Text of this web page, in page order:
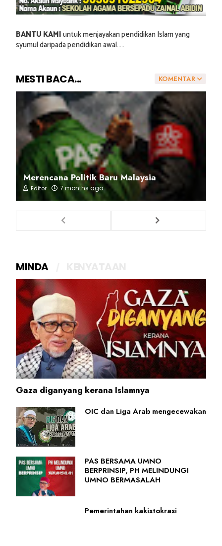
BANTU KAMIuntuk menjayakan pendidikan Islam yang
syumul daripada pendidikan awal.....
KOMENTAR
MESTI BACA...
Merencana Politik Baru Malaysia
Editor 7 months ago
MINDA
Gaza diganyang kerana Islamnya
OIC dan Liga Arab mengecewakan
PAS BERSAMA UMNO
BERPRINSIP, PH MELINDUNGI
UMNO BERMASALAH
Pemerintahan kakistokrasi